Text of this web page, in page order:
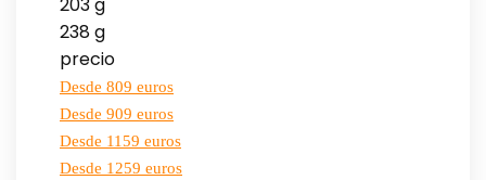
238 g
precio
Desde 809 euros
Desde 909 euros
Desde 1159 euros
Desde 1259 euros